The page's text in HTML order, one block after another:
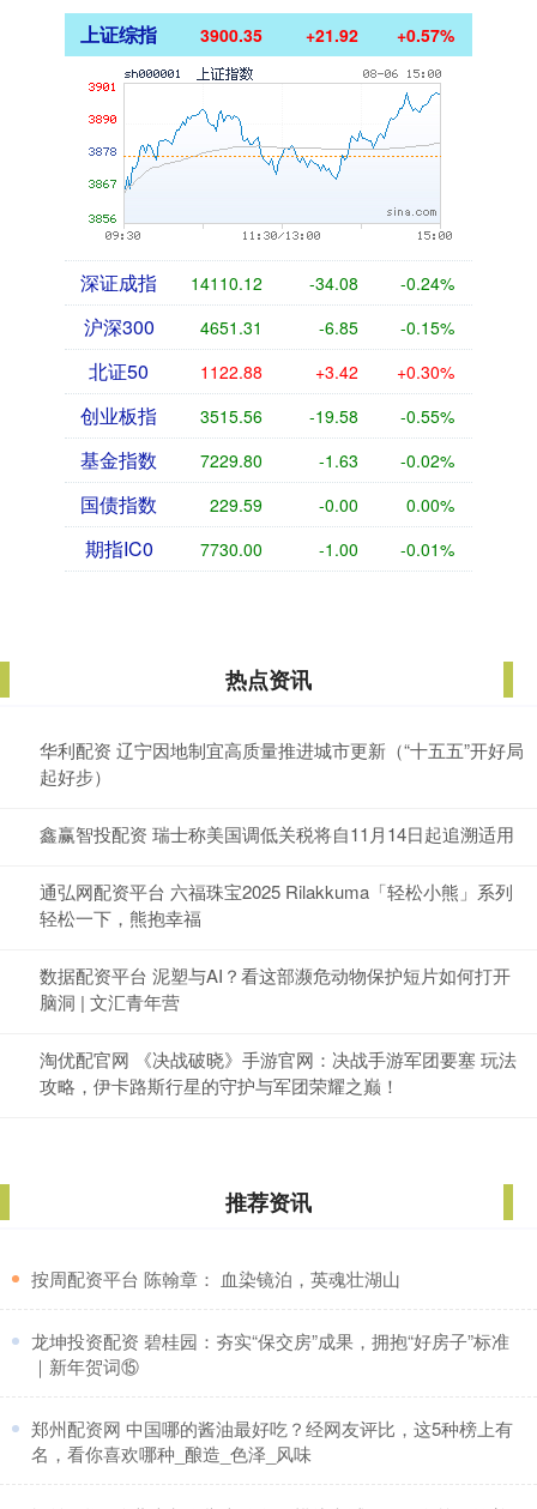
上证综指 3900.35 +21.92 +0.57%
深证成指 14110.12 -34.08 -0.24%
沪深300 4651.31 -6.85 -0.15%
北证50 1122.88 +3.42 +0.30%
创业板指 3515.56 -19.58 -0.55%
基金指数 7229.80 -1.63 -0.02%
国债指数 229.59 -0.00 0.00%
期指IC0 7730.00 -1.00 -0.01%
热点资讯
华利配资 辽宁因地制宜高质量推进城市更新（“十五五”开好局
起好步）
鑫赢智投配资 瑞士称美国调低关税将自11月14日起追溯适用
通弘网配资平台 六福珠宝2025 Rilakkuma「轻松小熊」系列
轻松一下，熊抱幸福
数据配资平台 泥塑与AI？看这部濒危动物保护短片如何打开
脑洞 | 文汇青年营
淘优配官网 《决战破晓》手游官网：决战手游军团要塞 玩法
攻略，伊卡路斯行星的守护与军团荣耀之巅！
推荐资讯
​按周配资平台 陈翰章： 血染镜泊，英魂壮湖山
​龙坤投资配资 碧桂园：夯实“保交房”成果，拥抱“好房子”标准
｜新年贺词⑮
​郑州配资网 中国哪的酱油最好吃？经网友评比，这5种榜上有
名，看你喜欢哪种_酿造_色泽_风味